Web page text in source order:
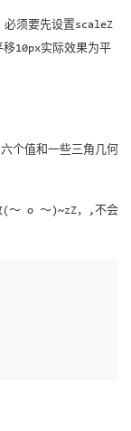
须要先设置scaleZ
10px实际效果为平
个值和一些三角几何
(～ o ～)~zZ，,不会